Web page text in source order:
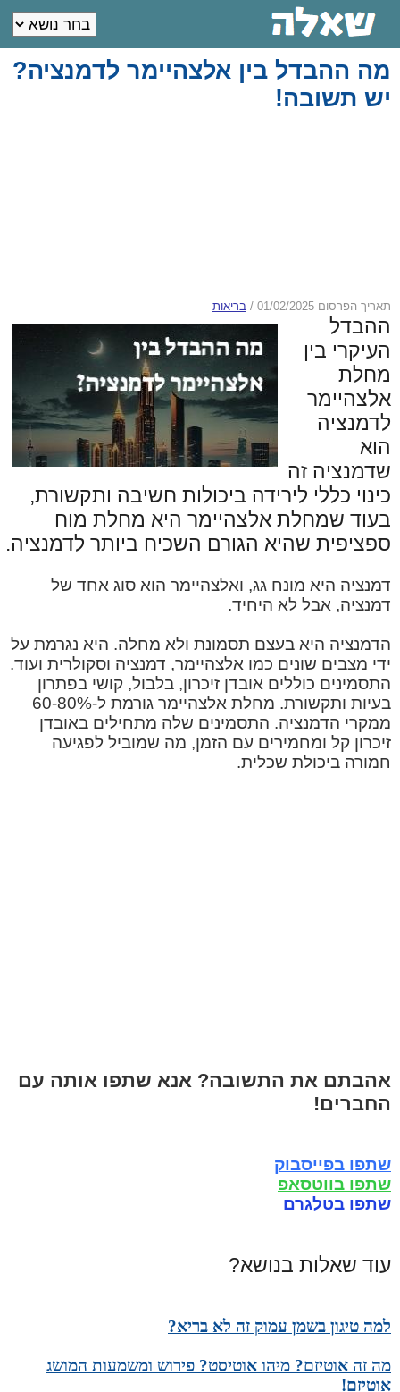
מה ההבדל בין אלצהיימר לדמנציה?
יש תשובה!
תאריך הפרסום 01/02/2025 / בריאות
ההבדל
העיקרי בין
מחלת
אלצהיימר
לדמנציה
הוא
שדמנציה זה
כינוי כללי לירידה ביכולות חשיבה ותקשורת,
בעוד שמחלת אלצהיימר היא מחלת מוח
ספציפית שהיא הגורם השכיח ביותר לדמנציה.
דמנציה היא מונח גג, ואלצהיימר הוא סוג אחד של
דמנציה, אבל לא היחיד.
הדמנציה היא בעצם תסמונת ולא מחלה. היא נגרמת על
ידי מצבים שונים כמו אלצהיימר, דמנציה וסקולרית ועוד.
התסמינים כוללים אובדן זיכרון, בלבול, קושי בפתרון
בעיות ותקשורת. מחלת אלצהיימר גורמת ל-60-80%
ממקרי הדמנציה. התסמינים שלה מתחילים באובדן
זיכרון קל ומחמירים עם הזמן, מה שמוביל לפגיעה
חמורה ביכולת שכלית.
אהבתם את התשובה? אנא שתפו אותה עם
החברים!
שתפו בפייסבוק
שתפו בווטסאפ
שתפו בטלגרם
עוד שאלות בנושא?
למה טיגון בשמן עמוק זה לא בריא?
מה זה אוטיזם? מיהו אוטיסט? פירוש ומשמעות המושג
אוטיזם!